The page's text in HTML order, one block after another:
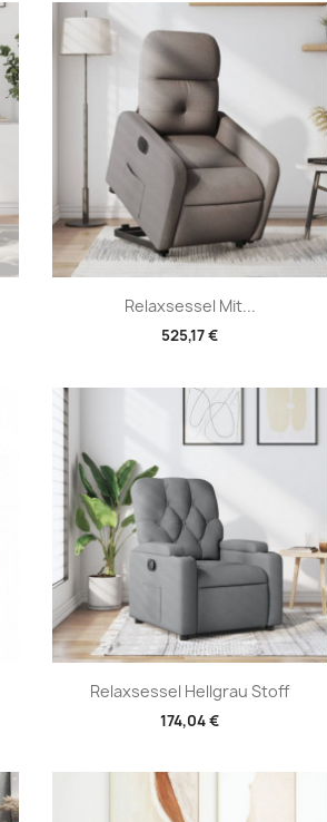
Relaxsessel Mit...
525,17 €
Vorschau
Relaxsessel Hellgrau Stoff
174,04 €
Vorschau